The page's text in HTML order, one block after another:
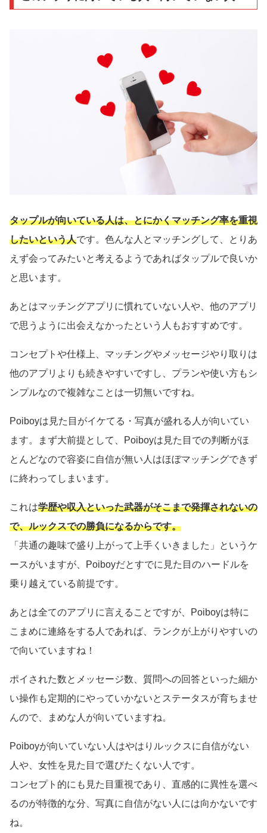
タップルが向いている人は、とにかくマッチング率を重視
したいという人です。色んな人とマッチングして、とりあ
えず会ってみたいと考えるようであればタップルで良いか
と思います。
あとはマッチングアプリに慣れていない人や、他のアプリ
で思うように出会えなかったという人もおすすめです。
コンセプトや仕様上、マッチングやメッセージやり取りは
他のアプリよりも続きやすいですし、プランや使い方もシ
ンプルなので複雑なことは一切無いですね。
Poiboyは見た目がイケてる・写真が盛れる人が向いてい
ます。まず大前提として、Poiboyは見た目での判断がほ
とんどなので容姿に自信が無い人はほぼマッチングできず
に終わってしまいます。
これは学歴や収入といった武器がそこまで発揮されないの
で、ルックスでの勝負になるからです。
「共通の趣味で盛り上がって上手くいきました」というケ
ースがいますが、Poiboyだとすでに見た目のハードルを
乗り越えている前提です。
あとは全てのアプリに言えることですが、Poiboyは特に
こまめに連絡をする人であれば、ランクが上がりやすいの
で向いていますね！
ポイされた数とメッセージ数、質問への回答といった細か
い操作も定期的にやっていかないとステータスが育ちませ
んので、まめな人が向いていますね。
Poiboyが向いていない人はやはりルックスに自信がない
人や、女性を見た目で選びたくない人です。
コンセプト的にも見た目重視であり、直感的に異性を選べ
るのが特徴的な分、写真に自信がない人には向かないです
ね。